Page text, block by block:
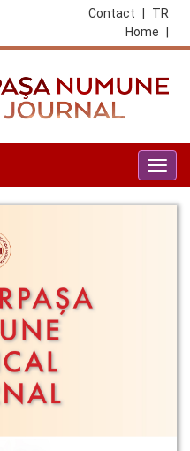
TR
Contact
Home